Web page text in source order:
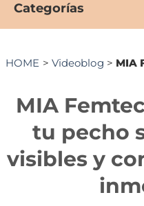
Categorías
HOME > Videoblog > MIA
MIA
tu pecho
visibles y